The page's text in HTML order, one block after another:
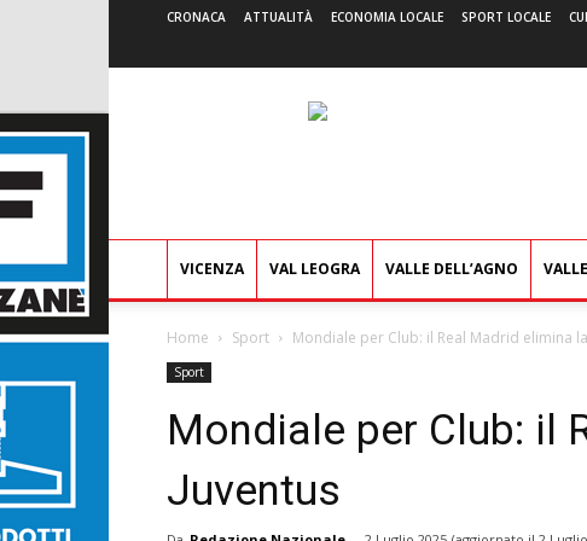
CRONACA ATTUALITÀ ECONOMIA LOCALE SPORT LOCALE
VICENZA VAL LEOGRA VALLE DELL’AGNO
Home Sport Mondiale per Club: il Real Madrid elimina
Sport
Mondiale per Club: il
Juventus